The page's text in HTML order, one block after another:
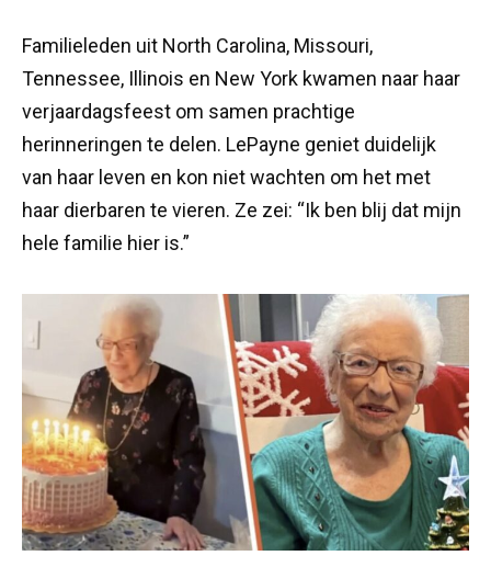
Familieleden uit North Carolina, Missouri,
Tennessee, Illinois en New York kwamen naar haar
verjaardagsfeest om samen prachtige
herinneringen te delen. LePayne geniet duidelijk
van haar leven en kon niet wachten om het met
haar dierbaren te vieren. Ze zei: “Ik ben blij dat mijn
hele familie hier is.”